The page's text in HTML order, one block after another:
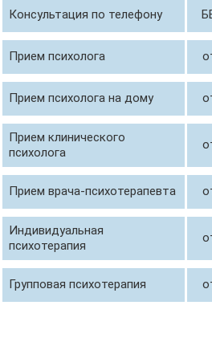
Консультация по телефону
Прием психолога
Прием психолога на дому
Прием клинического
психолога
Прием врача-психотерапевта
Индивидуальная
психотерапия
Групповая психотерапия